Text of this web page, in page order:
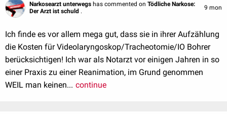
Narkosearzt unterwegs has commented on Tödliche Narkose:
Der Arzt ist schuld . 9 mon
Ich finde es vor allem mega gut, dass sie in ihrer Aufzählung
die Kosten für Videolaryngoskop/Tracheotomie/IO Bohrer
berücksichtigen! Ich war als Notarzt vor einigen Jahren in so
einer Praxis zu einer Reanimation, im Grund genommen
WEIL man keinen... continue